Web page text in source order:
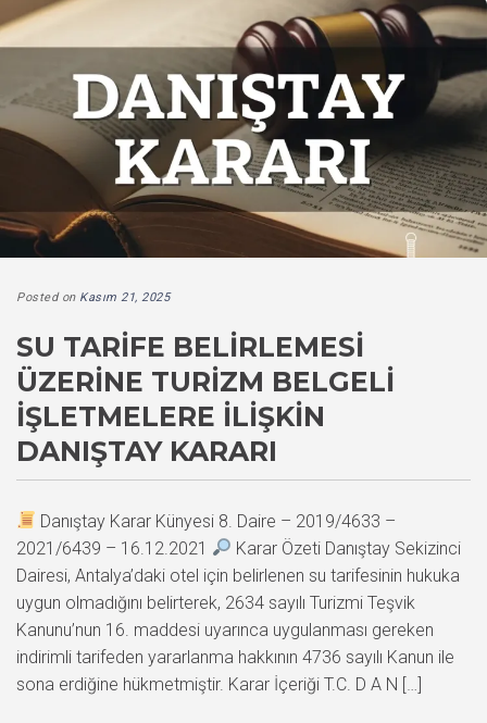
Posted on Kasım 21, 2025
SU TARIFE BELIRLEMESI
ÜZERINE TURIZM BELGELI
İŞLETMELERE İLIŞKIN
DANIŞTAY KARARI
Danıştay Karar Künyesi 8. Daire – 2019/4633 –
2021/6439 – 16.12.2021
Karar Özeti Danıştay Sekizinci
Dairesi, Antalya’daki otel için belirlenen su tarifesinin hukuka
uygun olmadığını belirterek, 2634 sayılı Turizmi Teşvik
Kanunu’nun 16. maddesi uyarınca uygulanması gereken
indirimli tarifeden yararlanma hakkının 4736 sayılı Kanun ile
sona erdiğine hükmetmiştir. Karar İçeriği T.C. D A N […]